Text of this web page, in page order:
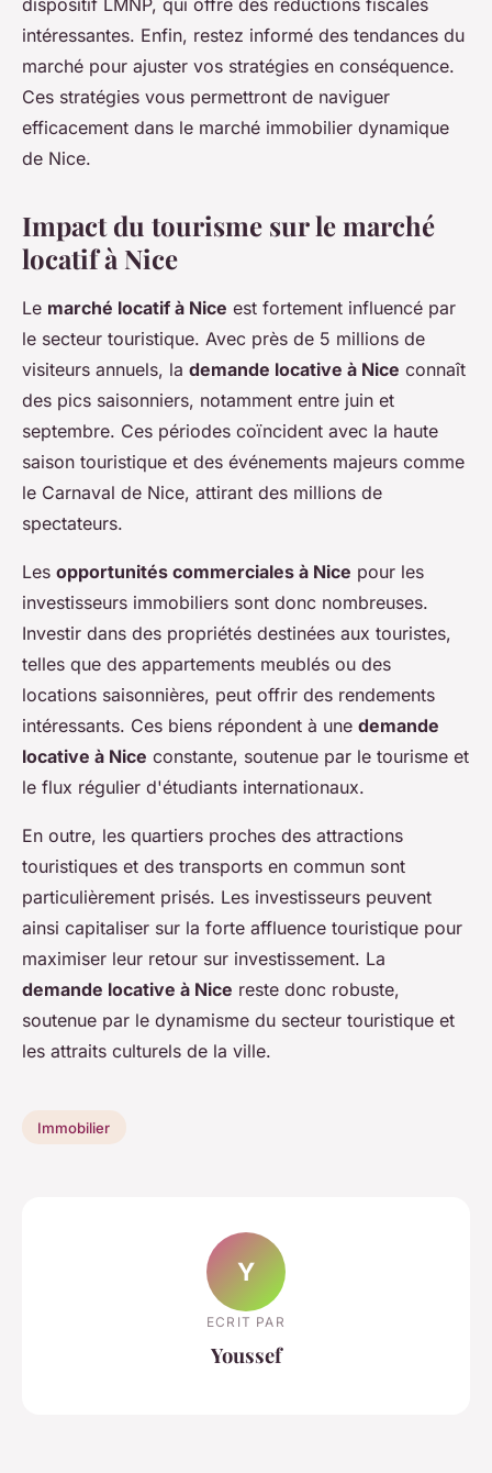
intéressantes. Enfin, restez informé des tendances du
marché pour ajuster vos stratégies en conséquence.
Ces stratégies vous permettront de naviguer
efficacement dans le marché immobilier dynamique
de Nice.
Impact du tourisme sur le marché
locatif à Nice
Le marché locatif à Nice est fortement influencé par
le secteur touristique. Avec près de 5 millions de
visiteurs annuels, la demande locative à Nice connaît
des pics saisonniers, notamment entre juin et
septembre. Ces périodes coïncident avec la haute
saison touristique et des événements majeurs comme
le Carnaval de Nice, attirant des millions de
spectateurs.
Les opportunités commerciales à Nice pour les
investisseurs immobiliers sont donc nombreuses.
Investir dans des propriétés destinées aux touristes,
telles que des appartements meublés ou des
locations saisonnières, peut offrir des rendements
intéressants. Ces biens répondent à une demande
locative à Nice constante, soutenue par le tourisme et
le flux régulier d'étudiants internationaux.
En outre, les quartiers proches des attractions
touristiques et des transports en commun sont
particulièrement prisés. Les investisseurs peuvent
ainsi capitaliser sur la forte affluence touristique pour
maximiser leur retour sur investissement. La
demande locative à Nice reste donc robuste,
soutenue par le dynamisme du secteur touristique et
les attraits culturels de la ville.
Immobilier
Y
ECRIT PAR
Youssef